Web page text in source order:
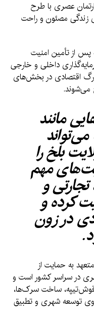
در این پروژه حدود ۱۴۴۸ آپارتمان عصری با طرح
زندگی مصئون و راحت
پس از تأمین امنیت
داخلی و خارجی
اقتصادی در بخش‌های
می‌شوند.
مانند
بلخ را
مهم
و
کرده و
در زون
به حمایت از
در سراسر کشور است و
قوش‌تیپه، ساخت سرک‌ها،
توسعه شهری و تطبیق